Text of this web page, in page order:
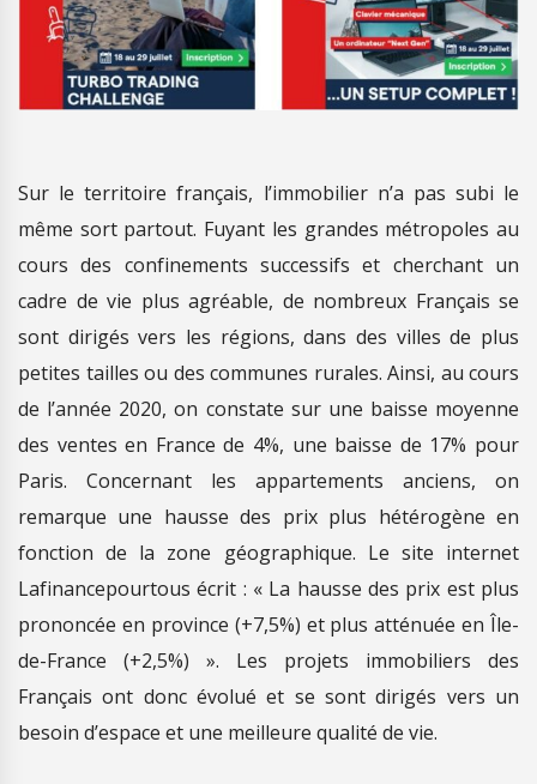
Sur le territoire français, l’immobilier n’a pas subi le
même sort partout. Fuyant les grandes métropoles au
cours des confinements successifs et cherchant un
cadre de vie plus agréable, de nombreux Français se
sont dirigés vers les régions, dans des villes de plus
petites tailles ou des communes rurales. Ainsi, au cours
de l’année 2020, on constate sur une baisse moyenne
des ventes en France de 4%, une baisse de 17% pour
Paris. Concernant les appartements anciens, on
remarque une hausse des prix plus hétérogène en
fonction de la zone géographique. Le site internet
Lafinancepourtous écrit : « La hausse des prix est plus
prononcée en province (+7,5%) et plus atténuée en Île-
de-France (+2,5%) ». Les projets immobiliers des
Français ont donc évolué et se sont dirigés vers un
besoin d’espace et une meilleure qualité de vie.